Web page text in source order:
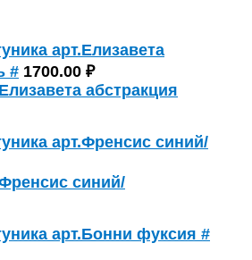
арт.Елизавета
# 1700.00 ₽
арт.Френсис синий/
арт.Бонни фуксия #